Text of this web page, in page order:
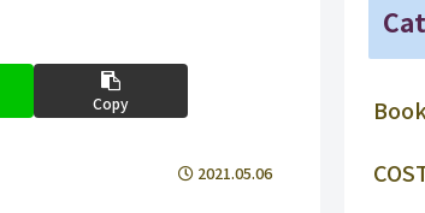
Copy
2021.05.06